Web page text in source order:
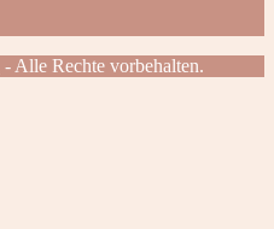
- Alle Rechte vorbehalten.